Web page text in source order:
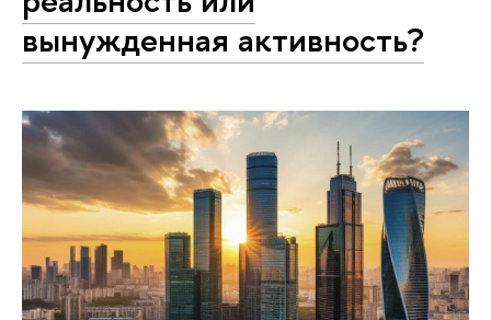
вынужденная активность?